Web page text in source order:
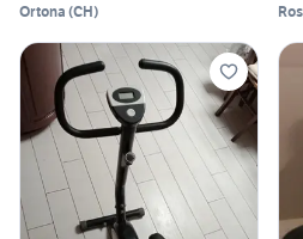
Ortona (CH)